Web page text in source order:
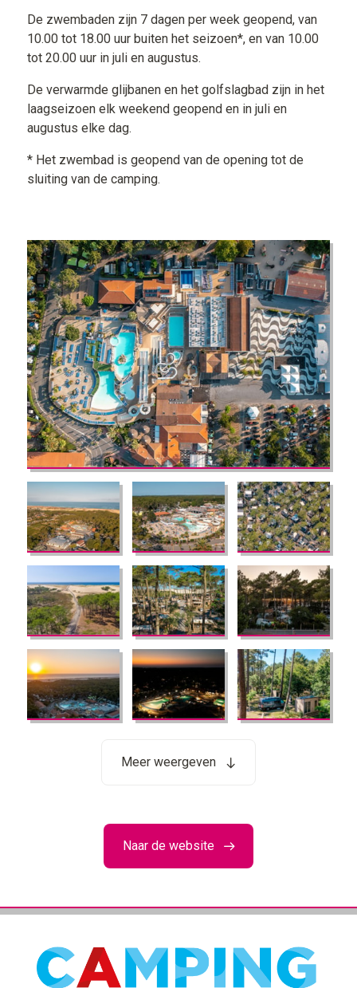
De zwembaden zijn 7 dagen per week geopend, van
10.00 tot 18.00 uur buiten het seizoen*, en van 10.00
tot 20.00 uur in juli en augustus.
De verwarmde glijbanen en het golfslagbad zijn in het
laagseizoen elk weekend geopend en in juli en
augustus elke dag.
* Het zwembad is geopend van de opening tot de
sluiting van de camping.
Meer weergeven
Naar de website